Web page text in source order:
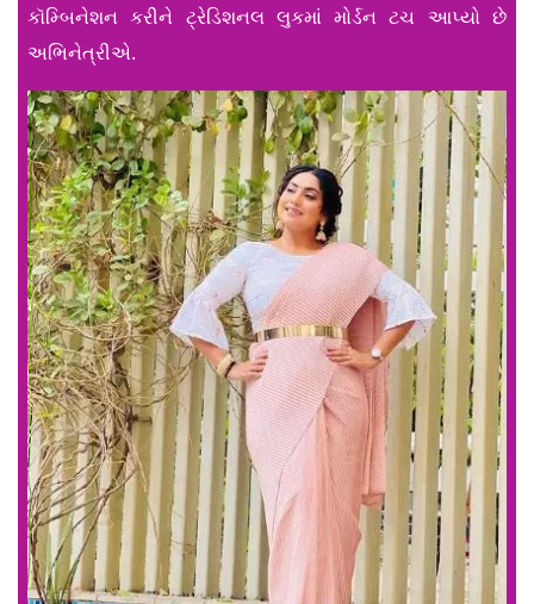
કૉમ્બિનેશન કરીને ટ્રેડિશનલ લુકમાં મોર્ડન ટચ આપ્યો છે
અભિનેત્રીએ.